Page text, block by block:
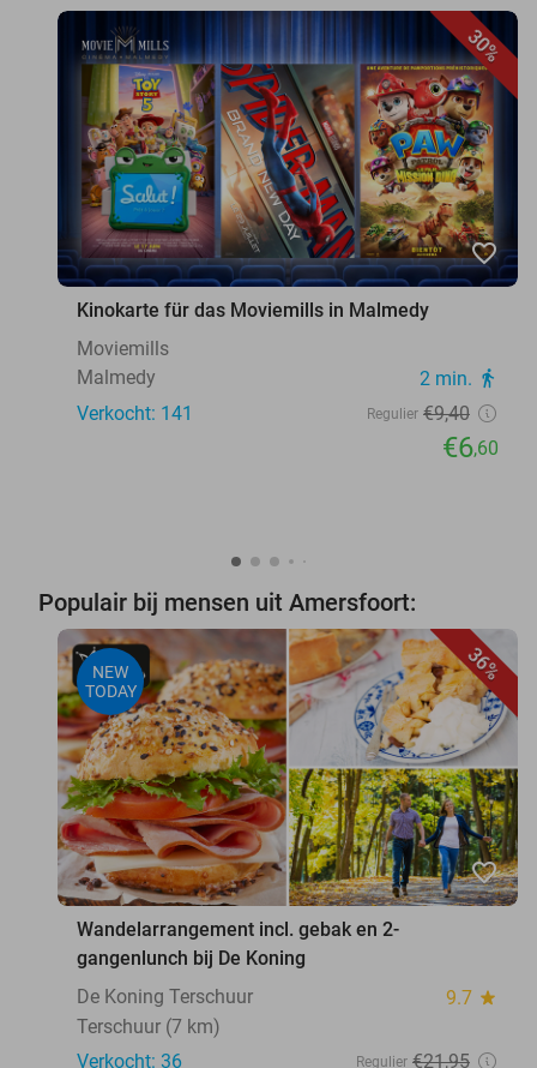
30%
favorite_border
Kinokarte für das Moviemills in Malmedy
Moviemills
Malmedy
2 min. directions_walk
Verkocht: 141 Regulier €9,40
€6,60
Populair bij mensen uit Amersfoort:
36%
NEW
TODAY
favorite_border
Wandelarrangement incl. gebak en 2-
gangenlunch bij De Koning
De Koning Terschuur
9.7 star
Terschuur (7 km)
Verkocht: 36
Regulier €21,95